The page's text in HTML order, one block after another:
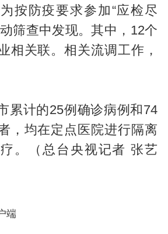
按防疫要求参加“应检尽
筛查中发现。其中，12个
相关联。相关流调工作，
累计的25例确诊病例和74
，均在定点医院进行隔离
。（总台央视记者 张艺
端